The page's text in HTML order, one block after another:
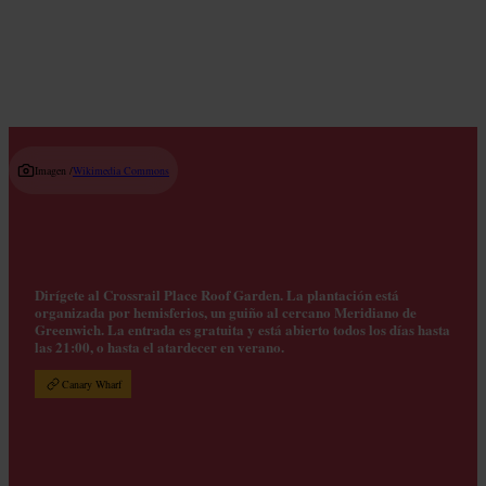
Imagen /Wikimedia Commons
Dirígete al Crossrail Place Roof Garden. La plantación está
organizada por hemisferios, un guiño al cercano Meridiano de
Greenwich. La entrada es gratuita y está abierto todos los días hasta
las 21:00, o hasta el atardecer en verano.
Canary Wharf